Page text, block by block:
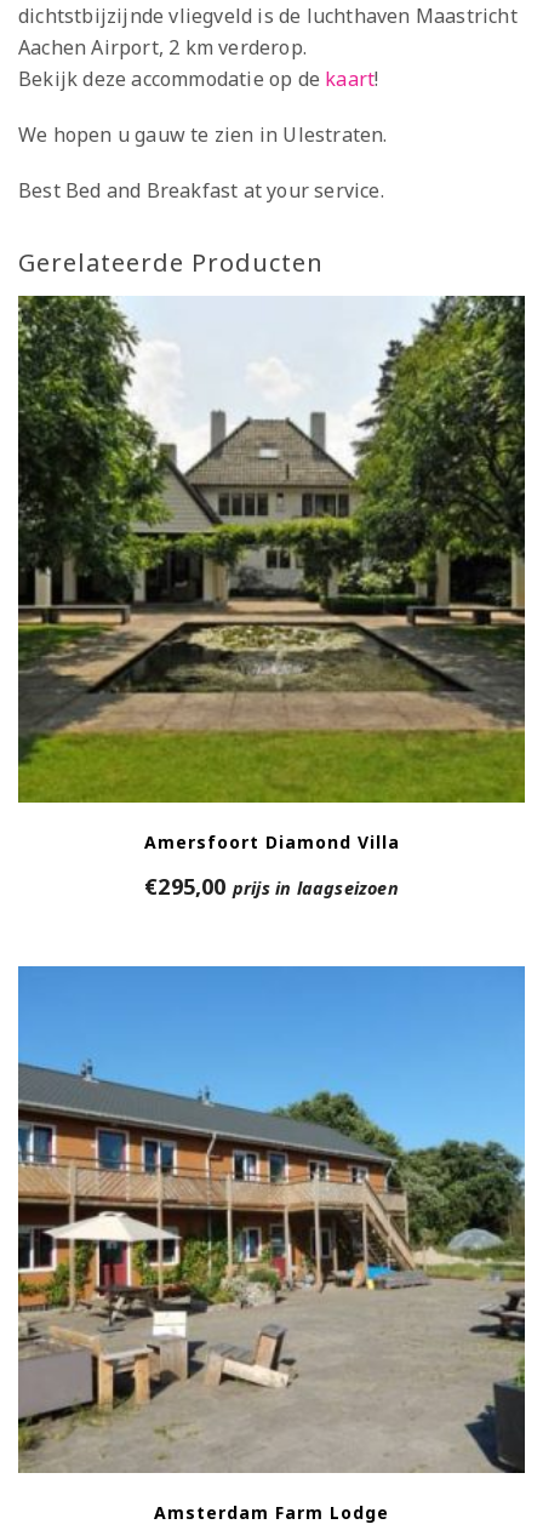
dichtstbijzijnde vliegveld is de luchthaven Maastricht
Aachen Airport, 2 km verderop.
Bekijk deze accommodatie op de kaart!
We hopen u gauw te zien in Ulestraten.
Best Bed and Breakfast at your service.
Gerelateerde Producten
Amersfoort Diamond Villa
€295,00 prijs in laagseizoen
Amsterdam Farm Lodge